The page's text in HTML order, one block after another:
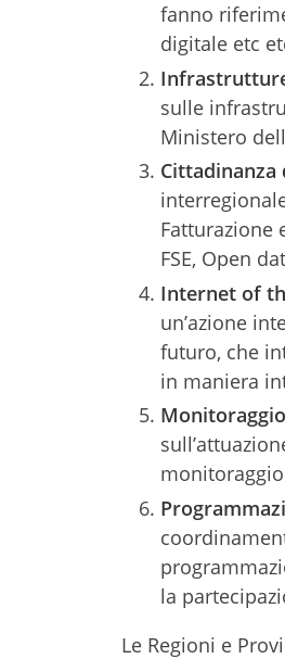
fanno
digitale etc
sulle
Ministero
Cittadinanza
Fatturazione
FSE, Open
Internet of
un’azione
futuro, che
in maniera
Monitoraggio
la
Le Regioni e